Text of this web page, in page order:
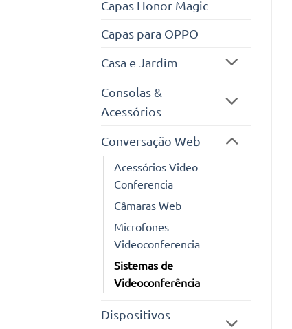
Capas Honor Magic
Capas para OPPO
Casa e Jardim
Consolas &
Acessórios
Conversação Web
Acessórios Video
Conferencia
Câmaras Web
Microfones
Videoconferencia
Sistemas de
Videoconferência
Dispositivos